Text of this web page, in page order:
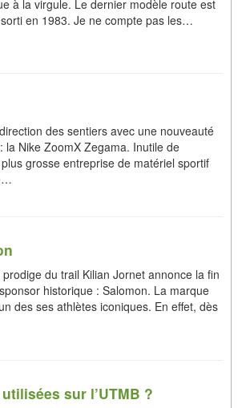
à la virgule. Le dernier modèle route est
en 1983. Je ne compte pas les…
des sentiers avec une nouveauté
la Nike ZoomX Zegama. Inutile de
grosse entreprise de matériel sportif
du trail Kilian Jornet annonce la fin
historique : Salomon. La marque
des ses athlètes iconiques. En effet, dès
sur l’UTMB ?